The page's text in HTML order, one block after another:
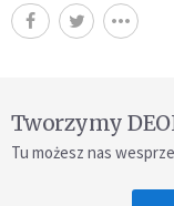
Tworzymy
Tu możesz nas